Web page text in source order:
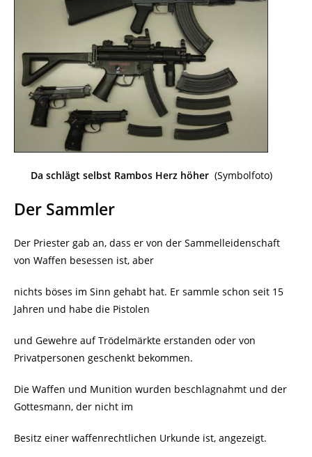
Da schlägt selbst Rambos Herz höher (Symbolfoto)
Der Sammler
Der Priester gab an, dass er von der Sammelleidenschaft
von Waffen besessen ist, aber
nichts böses im Sinn gehabt hat. Er sammle schon seit 15
Jahren und habe die Pistolen
und Gewehre auf Trödelmärkte erstanden oder von
Privatpersonen geschenkt bekommen.
Die Waffen und Munition wurden beschlagnahmt und der
Gottesmann, der nicht im
Besitz einer waffenrechtlichen Urkunde ist, angezeigt.